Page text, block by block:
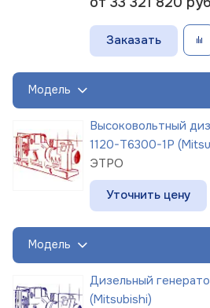
Заказать
Модель
Высоковольтный
1120-Т6300-1Р
ЭТРО
Уточнить цену
Модель
Дизельный
(Mitsubishi)